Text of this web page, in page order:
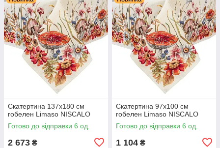
Скатертина 137х180 см
гобелен Limaso NISCALO
Готово до відправки 6 од.
2 673 ₴
Скатертина 97х100 см
гобелен Limaso NISCALO
Готово до відправки 6 од.
1 104 ₴